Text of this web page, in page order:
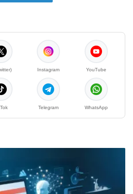
Instagram YouTube
Telegram WhatsApp